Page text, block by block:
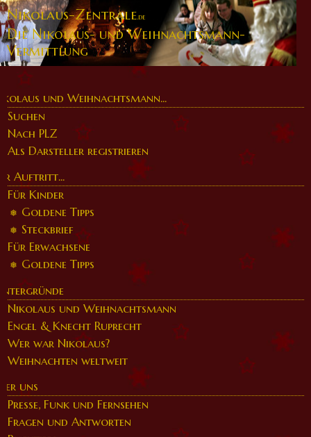
Nikolaus-Zentrale.de
Die Nikolaus- und Weihnachtsmann-
Vermittlung
und Weihnachtsmann...
Suchen
Nach PLZ
Als Darsteller registrieren
Auftritt...
Für Kinder
Goldene Tipps
Steckbrief
Für Erwachsene
Goldene Tipps
Nikolaus und Weihnachtsmann
Engel & Knecht Ruprecht
Wer war Nikolaus?
Weihnachten weltweit
uns
Presse, Funk und Fernsehen
Fragen und Antworten